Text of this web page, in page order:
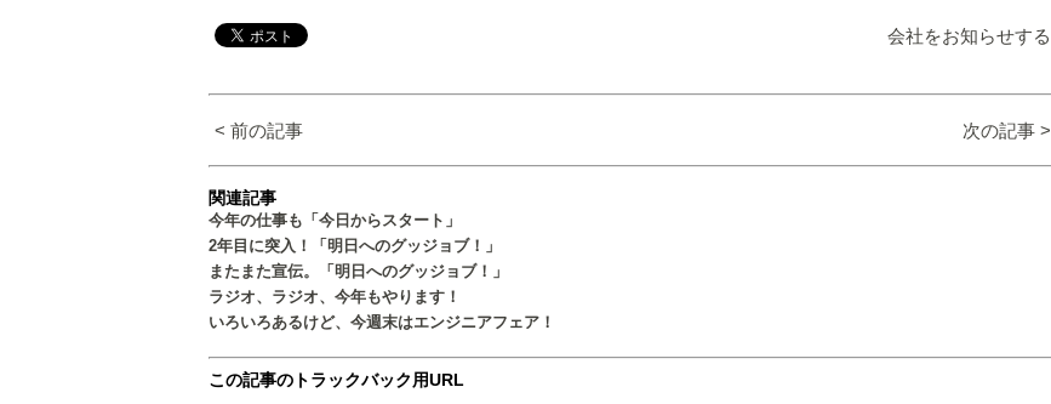
会社をお知らせする
< 前の記事 次の記事 >
関連記事
今年の仕事も「今日からスタート」
2年目に突入！「明日へのグッジョブ！」
またまた宣伝。「明日へのグッジョブ！」
ラジオ、ラジオ、今年もやります！
いろいろあるけど、今週末はエンジニアフェア！
この記事のトラックバック用URL